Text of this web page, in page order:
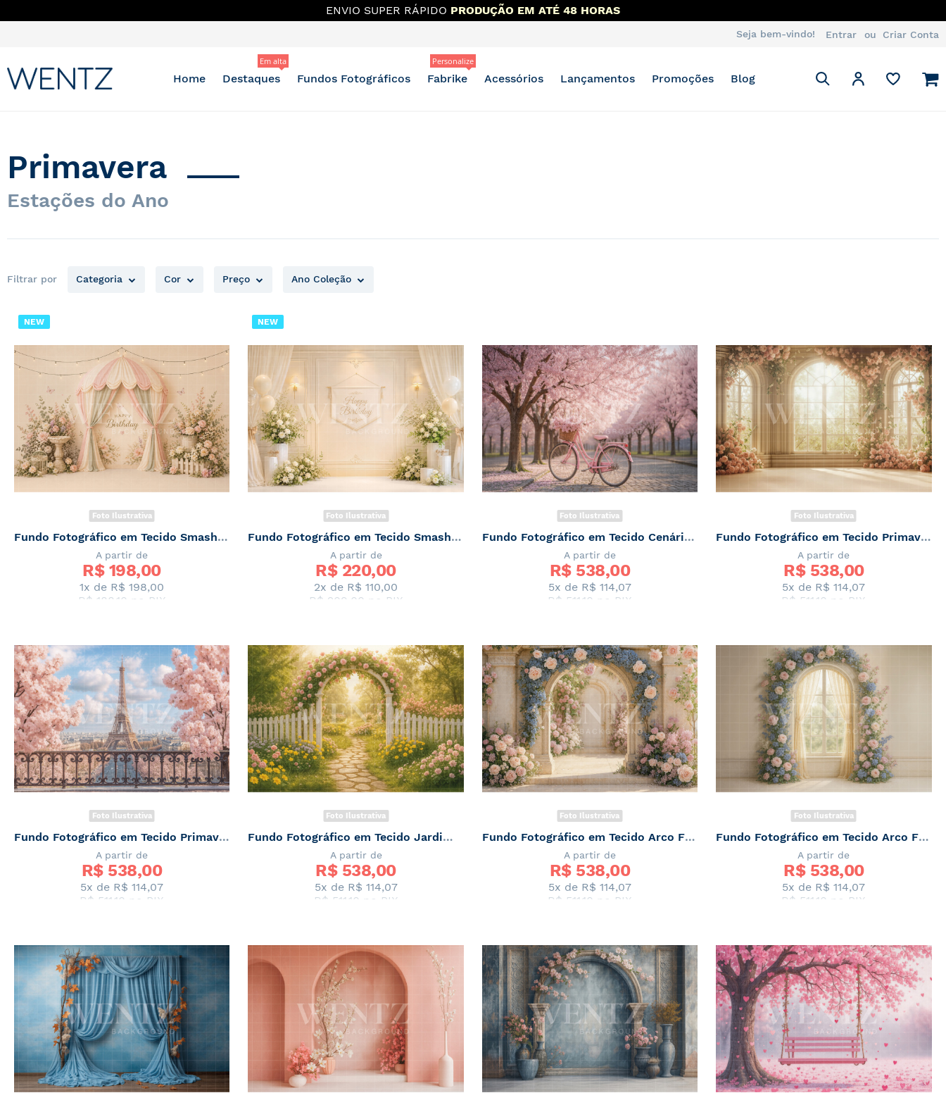
QUER MAIS DESCONTO?OUTLET E BAZAR NO GRUPO DO WHATSAPP
conteúdo
Seja bem-vindo! Entrar Criar Conta
Home Destaques
Em alta
Fundos Fotográficos Fabrike
Personalize
Acessórios Lançamentos Promoções Blog
Pesquisa
Pesquisa
Minha Conta
Primavera
Estações do Ano
Filtrar por Categoria Cor Preço Ano Coleção
NEW
Foto Ilustrativa
Fundo Fotográfico em Tecido Smash The Cake / Backdrop 8770
A partir de
R$ 198,00
1x de R$ 198,00
R$ 188,10 no PIX
NEW
Foto Ilustrativa
Fundo Fotográfico em Tecido Smash The Cake / Backdrop 8709
A partir de
R$ 220,00
2x de R$ 110,00
R$ 209,00 no PIX
Foto Ilustrativa
Fundo Fotográfico em Tecido Cenário de Primavera / Backdrop 7899
A partir de
R$ 538,00
5x de R$ 114,07
R$ 511,10 no PIX
Foto Ilustrativa
Fundo Fotográfico em Tecido Primavera Janelas Floridas / Backdrop 7896
A partir de
R$ 538,00
5x de R$ 114,07
R$ 511,10 no PIX
Foto Ilustrativa
Fundo Fotográfico em Tecido Primavera em Paris / Backdrop 7895
A partir de
R$ 538,00
5x de R$ 114,07
R$ 511,10 no PIX
Foto Ilustrativa
Fundo Fotográfico em Tecido Jardim de Primavera / Backdrop 7879
A partir de
R$ 538,00
5x de R$ 114,07
R$ 511,10 no PIX
Foto Ilustrativa
Fundo Fotográfico em Tecido Arco Floral Primavera / Backdrop 7878
A partir de
R$ 538,00
5x de R$ 114,07
R$ 511,10 no PIX
Foto Ilustrativa
Fundo Fotográfico em Tecido Arco Floral Primavera / Backdrop 7877
A partir de
R$ 538,00
5x de R$ 114,07
R$ 511,10 no PIX